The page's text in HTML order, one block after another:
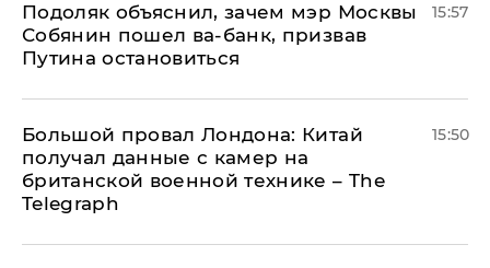
Подоляк объяснил, зачем мэр Москвы
Собянин пошел ва-банк, призвав
Путина остановиться
15:57
Большой провал Лондона: Китай
получал данные с камер на
британской военной технике – The
Telegraph
15:50